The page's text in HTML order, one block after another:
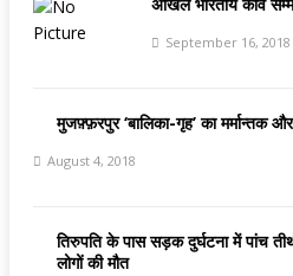
September 16, 2018
मुजफ़्फ़रपुर ‘बालिका-गृह’ का मर्मान्तक
August 4, 2018
तिरुपति के पास सड़क दुर्घटना में पांच
लोगों की मौत